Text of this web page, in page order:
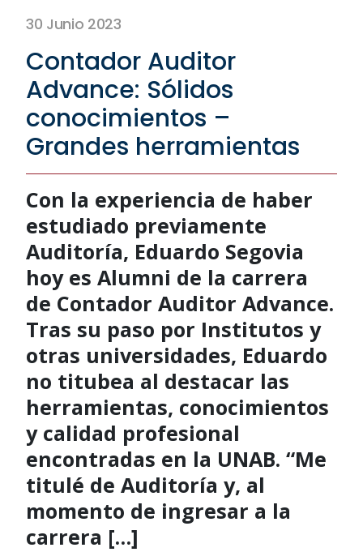
30 Junio 2023
Contador Auditor
Advance: Sólidos
conocimientos –
Grandes herramientas
Con la experiencia de haber
estudiado previamente
Auditoría, Eduardo Segovia
hoy es Alumni de la carrera
de Contador Auditor Advance.
Tras su paso por Institutos y
otras universidades, Eduardo
no titubea al destacar las
herramientas, conocimientos
y calidad profesional
encontradas en la UNAB. “Me
titulé de Auditoría y, al
momento de ingresar a la
carrera […]